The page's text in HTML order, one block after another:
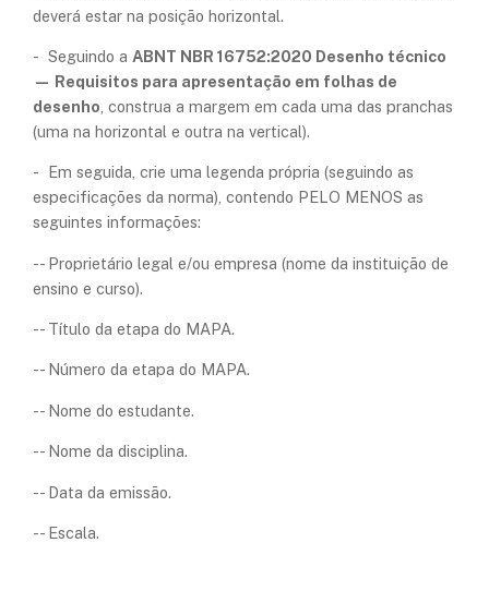
deverá estar na posição horizontal.
- Seguindo a ABNT NBR 16752:2020 Desenho técnico
— Requisitos para apresentação em folhas de
desenho , construa a margem em cada uma das pranchas
(uma na horizontal e outra na vertical).
- Em seguida, crie uma legenda própria (seguindo as
especificações da norma), contendo PELO MENOS as
seguintes informações:
-- Proprietário legal e/ou empresa (nome da instituição de
ensino e curso).
-- Título da etapa do MAPA.
-- Número da etapa do MAPA.
-- Nome do estudante.
-- Nome da disciplina.
-- Data da emissão.
-- Escala.